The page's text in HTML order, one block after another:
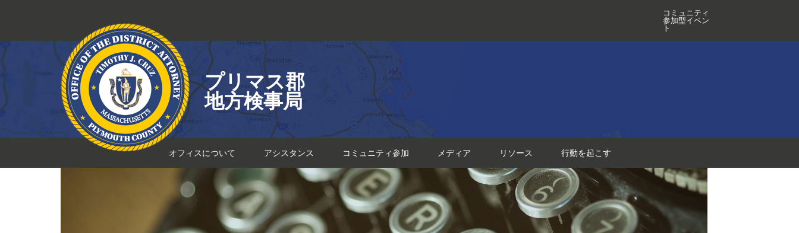
ン
ツ
ス
キ
コミュニティ
参加型イベン
ト
プリマス郡
地方検事局
オフィスについて アシスタンス コミュニティ参加 メディア リソース 行動を起こす